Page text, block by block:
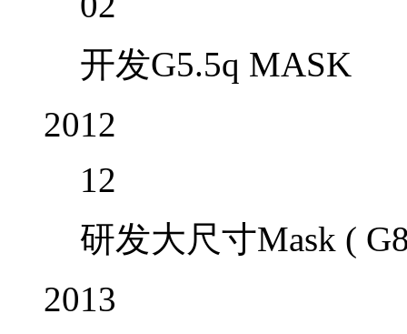
开发G5.5q MASK
2012
12
研发大尺寸Mask (
2013